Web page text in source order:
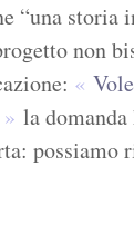
“una storia
non
la